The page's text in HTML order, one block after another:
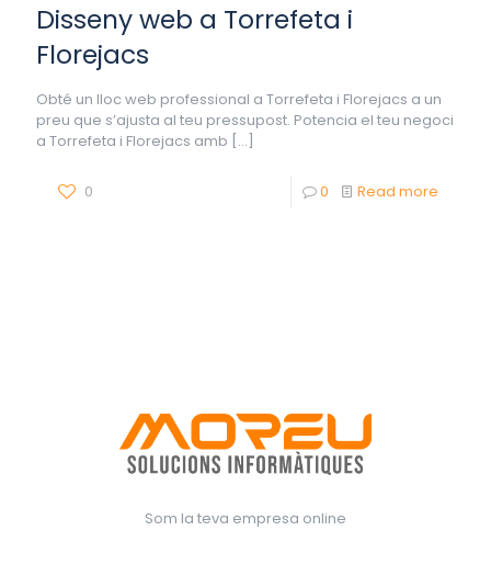
Disseny web a Torrefeta i
Florejacs
Obté un lloc web professional a Torrefeta i Florejacs a un
preu que s’ajusta al teu pressupost. Potencia el teu negoci
a Torrefeta i Florejacs amb […]
0 0 Read more
Som la teva empresa online